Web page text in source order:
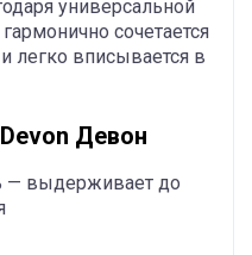
универсальной
сочетается
легко вписывается в
Девон
— выдерживает до